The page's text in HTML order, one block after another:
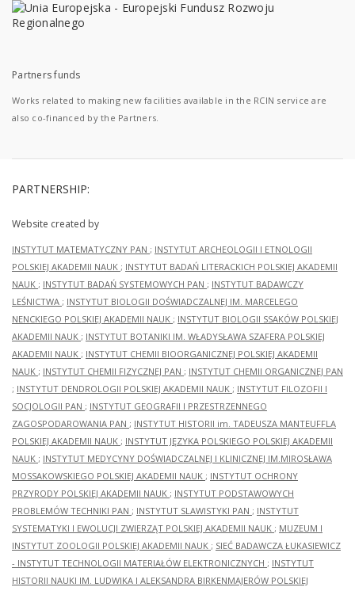
Partners funds
Works related to making new facilities available in the RCIN service are
also co-financed by the Partners.
PARTNERSHIP:
Website created by
INSTYTUT MATEMATYCZNY PAN ; INSTYTUT ARCHEOLOGII I ETNOLOGII
POLSKIEJ AKADEMII NAUK ; INSTYTUT BADAŃ LITERACKICH POLSKIEJ AKADEMII
NAUK ; INSTYTUT BADAŃ SYSTEMOWYCH PAN ; INSTYTUT BADAWCZY
LEŚNICTWA ; INSTYTUT BIOLOGII DOŚWIADCZALNEJ IM. MARCELEGO
NENCKIEGO POLSKIEJ AKADEMII NAUK ; INSTYTUT BIOLOGII SSAKÓW POLSKIEJ
AKADEMII NAUK ; INSTYTUT BOTANIKI IM. WŁADYSŁAWA SZAFERA POLSKIEJ
AKADEMII NAUK ; INSTYTUT CHEMII BIOORGANICZNEJ POLSKIEJ AKADEMII
NAUK ; INSTYTUT CHEMII FIZYCZNEJ PAN ; INSTYTUT CHEMII ORGANICZNEJ PAN
; INSTYTUT DENDROLOGII POLSKIEJ AKADEMII NAUK ; INSTYTUT FILOZOFII I
SOCJOLOGII PAN ; INSTYTUT GEOGRAFII I PRZESTRZENNEGO
ZAGOSPODAROWANIA PAN ; INSTYTUT HISTORII im. TADEUSZA MANTEUFFLA
POLSKIEJ AKADEMII NAUK ; INSTYTUT JĘZYKA POLSKIEGO POLSKIEJ AKADEMII
NAUK ; INSTYTUT MEDYCYNY DOŚWIADCZALNEJ I KLINICZNEJ IM.MIROSŁAWA
MOSSAKOWSKIEGO POLSKIEJ AKADEMII NAUK ; INSTYTUT OCHRONY
PRZYRODY POLSKIEJ AKADEMII NAUK ; INSTYTUT PODSTAWOWYCH
PROBLEMÓW TECHNIKI PAN ; INSTYTUT SLAWISTYKI PAN ; INSTYTUT
SYSTEMATYKI I EWOLUCJI ZWIERZĄT POLSKIEJ AKADEMII NAUK ; MUZEUM I
INSTYTUT ZOOLOGII POLSKIEJ AKADEMII NAUK ; SIEĆ BADAWCZA ŁUKASIEWICZ
- INSTYTUT TECHNOLOGII MATERIAŁÓW ELEKTRONICZNYCH ; INSTYTUT
HISTORII NAUKI IM. LUDWIKA I ALEKSANDRA BIRKENMAJERÓW POLSKIEJ